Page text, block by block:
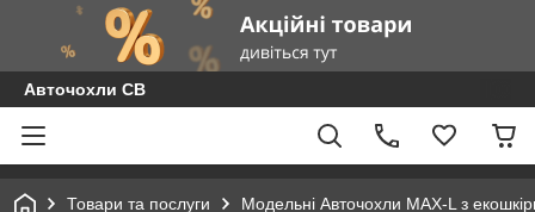
Авточохли СВ
Товари та послуги Модельні Авточохли MAX-L з